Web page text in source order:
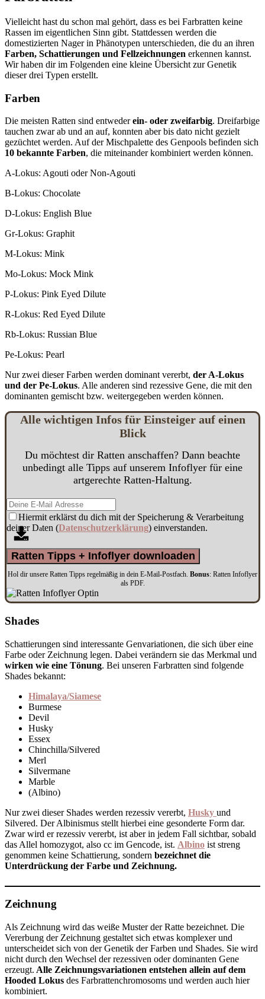
Vielleicht hast du schon mal gehört, dass es bei Farbratten keine
Rassen im eigentlichen Sinn gibt. Stattdessen werden die
domestizierten Nager in Phänotypen unterschieden, die du an ihren
Farben, Schattierungen und Fellzeichnungen erkennen kannst.
Wir haben dir im Folgenden eine kleine Übersicht zur Genetik
dieser drei Typen erstellt.
Farben
Die meisten Ratten sind entwederein- oder zweifarbig. Dreifarbige
tauchen zwar ab und an auf, konnten aber bis dato nicht gezielt
gezüchtet werden. Auf der Mischpalette des Genpools befinden sich
10 bekannte Farben, die miteinander kombiniert werden können.
A-Lokus: Agouti oder Non-Agouti
B-Lokus: Chocolate
D-Lokus: English Blue
Gr-Lokus: Graphit
M-Lokus: Mink
Mo-Lokus: Mock Mink
P-Lokus: Pink Eyed Dilute
R-Lokus: Red Eyed Dilute
Rb-Lokus: Russian Blue
Pe-Lokus: Pearl
Nur zwei dieser Farben werden dominant vererbt, der A-Lokus
und der Pe-Lokus. Alle anderen sind rezessive Gene, die mit den
dominanten gemischt bzw. weitergegeben werden können.
Alle wichtigen Infos für Einsteiger auf einen
Blick
Du möchtest dir Ratten anschaffen? Dann beachte
unbedingt alle Tipps auf unserem Infoflyer für eine
artgerechte Ratten-Haltung.
Hiermit erklärst du dich mit der Speicherung & Verarbeitung
deiner Daten (Datenschutzerklärung) einverstanden.
Ratten Tipps + Infoflyer downloaden
Hol dir unsere Ratten Tipps regelmäßig in dein E-Mail-Postfach. Bonus: Ratten Infoflyer
als PDF.
Shades
Schattierungen sind interessante Genvariationen, die sich über eine
Farbe oder Zeichnung legen. Dabei verändern sie das Merkmal und
wirken wie eine Tönung. Bei unseren Farbratten sind folgende
Shades bekannt:
Himalaya/Siamese
Burmese
Devil
Husky
Essex
Chinchilla/Silvered
Merl
Silvermane
Marble
(Albino)
Nur zwei dieser Shades werden rezessiv vererbt, Husky und
Silvered. Der Albinismus stellt hierbei eine gesonderte Form dar.
Zwar wird er rezessiv vererbt, ist aber in jedem Fall sichtbar, sobald
das Allel homozygot, also cc im Gencode, ist. Albino ist streng
genommen keine Schattierung, sondern bezeichnet die
Unterdrückung der Farbe und Zeichnung.
Zeichnung
Als Zeichnung wird das weiße Muster der Ratte bezeichnet. Die
Vererbung der Zeichnung gestaltet sich etwas komplexer und
unterscheidet sich von der Genetik der Farben und Shades. Sie wird
nicht durch den Wechsel der rezessiven oder dominanten Gene
erzeugt. Alle Zeichnungsvariationen entstehen allein auf dem
Hooded Lokus des Farbrattenchromosoms und werden auch hier
kombiniert.